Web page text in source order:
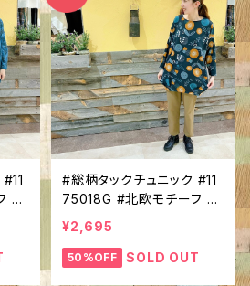
#
っ
大
#総柄タックチュニック #11
75018G #北欧モチーフ #
総柄 #起毛ニットソー #コ
クーン型 #長袖 #クルーネ
ック #ほっこりモチーフ #イ
¥2,695
50%OFF SOLD OUT